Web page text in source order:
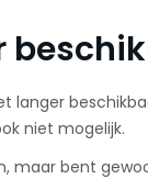
langer
niet mogelijk.
maar bent